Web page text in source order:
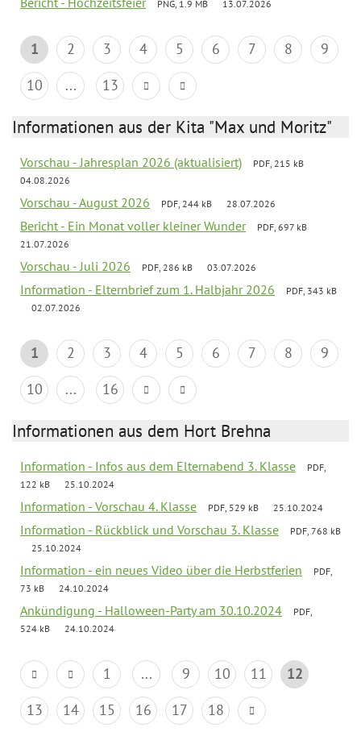
PNG, 1.9 MB 13.07.2026
1 2 3 4 5 6 7 8
9
10
... 13
Informationen aus der Kita "Max und Moritz"
Vorschau - Jahresplan 2026 (aktualisiert)
PDF, 215 kB
04.08.2026
Vorschau - August 2026 PDF, 244 kB 28.07.2026
Bericht - Ein Monat voller kleiner Wunder
PDF, 697 kB
21.07.2026
Vorschau - Juli 2026 PDF, 286 kB 03.07.2026
Information - Elternbrief zum 1. Halbjahr 2026
PDF, 343 kB
02.07.2026
1 2 3 4 5 6 7 8
9
10
... 16
Informationen aus dem Hort Brehna
Information - Infos aus dem Elternabend 3. Klasse
PDF,
122 kB
25.10.2024
Information - Vorschau 4. Klasse PDF, 529 kB 25.10.2024
Information - Rückblick und Vorschau 3. Klasse
PDF, 768 kB
25.10.2024
Information - ein neues Video über die Herbstferien
PDF,
73 kB
24.10.2024
Ankündigung - Halloween-Party am 30.10.2024
PDF,
524 kB
24.10.2024
1 ... 9 10 11
12
13
14 15 16 17 18